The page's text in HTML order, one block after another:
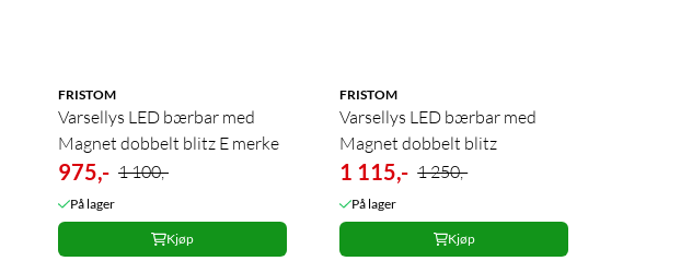
FRISTOM
Varsellys LED bærbar med
Magnet dobbelt blitz E merke
975,- 1 100,-
På lager
Kjøp
FRISTOM
Varsellys LED bærbar med
Magnet dobbelt blitz
1 115,- 1 250,-
På lager
Kjøp